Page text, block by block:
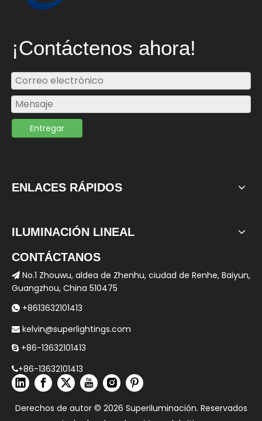
¡Contáctenos ahora!
Entregar
ENLACES RÁPIDOS
ILUMINACIÓN LINEAL
CONTÁCTANOS
 No.1 Zhouwu, aldea de Zhenhu, ciudad de Renhe, Baiyun,
Guangzhou, China 510475
 +8613632101413
 kelvin@superlightings.com
 +86-13632101413
+86-13632101413
Derechos de autor © 2026 Superiluminación. Reservados